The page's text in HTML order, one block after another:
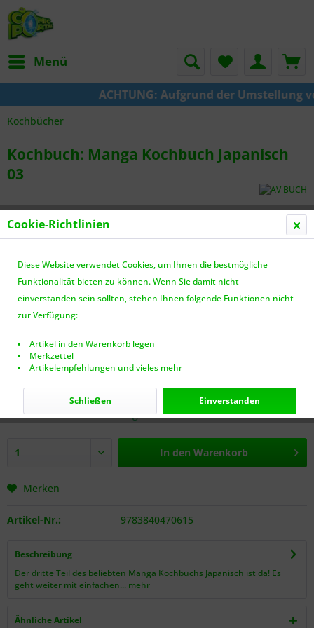
Menü
ACHTUNG: Aufgrund der Umstellung
Kochbücher
Kochbuch: Manga Kochbuch Japanisch
03
19,99 € *
zzgl. Versandkosten (VERSANDFREI AB 40€!)
Nur noch 2 Stück auf Lager.
In den Warenkorb
Merken
Artikel-Nr.: 9783840470615
Beschreibung
Der dritte Teil des beliebten Manga Kochbuchs Japanisch ist da! Es
geht weiter mit einfachen... mehr
Ähnliche Artikel
Cookie-Richtlinien
Diese Website verwendet Cookies, um Ihnen die bestmögliche
Funktionalität bieten zu können. Wenn Sie damit nicht
einverstanden sein sollten, stehen Ihnen folgende Funktionen nicht
zur Verfügung:
Artikel in den Warenkorb legen
Merkzettel
Artikelempfehlungen und vieles mehr
Einverstanden
Schließen